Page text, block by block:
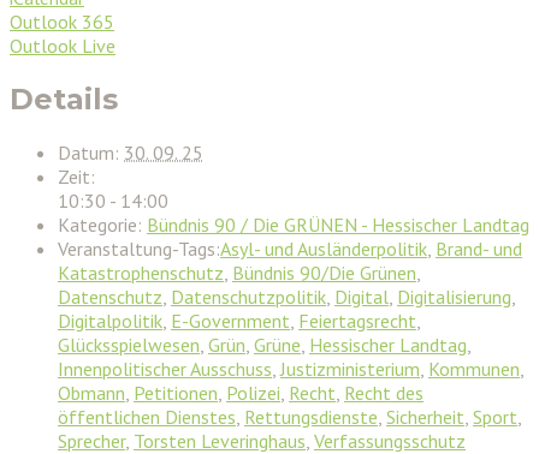
Outlook 365
Outlook Live
Details
Datum: 30. 09. 25
Zeit:
10:30 - 14:00
Kategorie: Bündnis 90 / Die GRÜNEN - Hessischer Landtag
Veranstaltung-Tags:Asyl- und Ausländerpolitik Brand- und
Katastrophenschutz Bündnis 90/Die Grünen
Datenschutz Datenschutzpolitik Digital Digitalisierung
Digitalpolitik E-Government Feiertagsrecht
Glücksspielwesen Grün Grüne Hessischer Landtag
Innenpolitischer Ausschuss Justizministerium Kommunen
Obmann Petitionen Polizei Recht Recht des
öffentlichen Dienstes Rettungsdienste Sicherheit Sport
Sprecher, Torsten Leveringhaus Verfassungsschutz